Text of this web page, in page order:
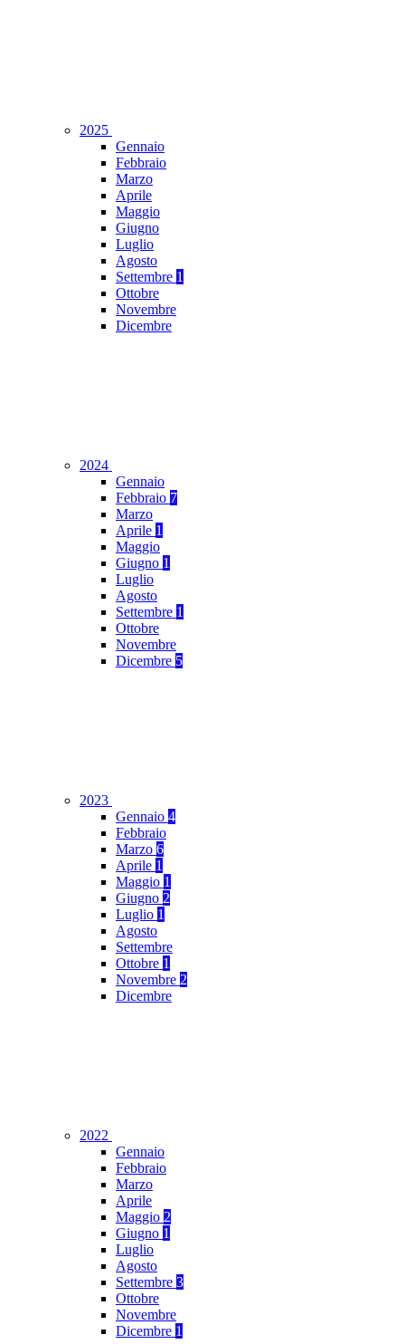
2025
Gennaio
Febbraio
Marzo
Aprile
Maggio
Giugno
Luglio
Agosto
Settembre 1
Ottobre
Novembre
Dicembre
2024
Gennaio
Febbraio 7
Marzo
Aprile 1
Maggio
Giugno 1
Luglio
Agosto
Settembre 1
Ottobre
Novembre
Dicembre 5
2023
Gennaio 4
Febbraio
Marzo 6
Aprile 1
Maggio 1
Giugno 2
Luglio 1
Agosto
Settembre
Ottobre 1
Novembre 2
Dicembre
2022
Gennaio
Febbraio
Marzo
Aprile
Maggio 2
Giugno 1
Luglio
Agosto
Settembre 3
Ottobre
Novembre
Dicembre 1